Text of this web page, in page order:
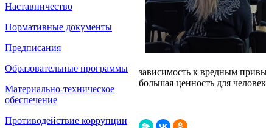
Наставничество
Нормативные документы
Предписания
Образовательные программы
Материально-техническое
обеспечение
Противодействие коррупции
зависимость к вредным
большая ценность для